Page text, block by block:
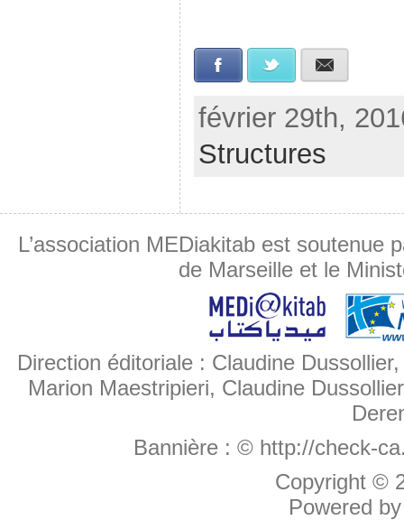
Facebook Twitter
février 29th,
Structures
L’association MEDiakitab est soutenue
de Marseille et le
Direction éditoriale : Claudine
Marion Maestripieri, Claudine
Bannière : © http://check-
Copyright ©
Powered